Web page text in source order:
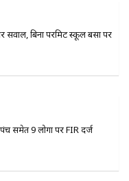
सवाल, बिना परमिट स्कूल बसों पर
समेत 9 लोगों पर FIR दर्ज